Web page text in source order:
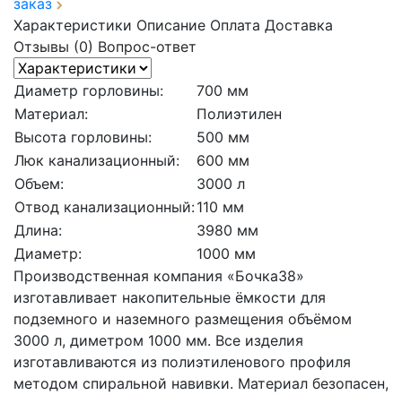
заказ
Характеристики Описание Оплата Доставка
Отзывы (0) Вопрос-ответ
Диаметр горловины:
700 мм
Материал:
Полиэтилен
Высота горловины:
500 мм
Люк канализационный:
600 мм
Объем:
3000 л
Отвод канализационный:110 мм
Длина:
3980 мм
Диаметр:
1000 мм
Производственная компания «Бочка38»
изготавливает накопительные ёмкости для
подземного и наземного размещения объёмом
3000 л, диметром 1000 мм. Все изделия
изготавливаются из полиэтиленового профиля
методом спиральной навивки. Материал безопасен,